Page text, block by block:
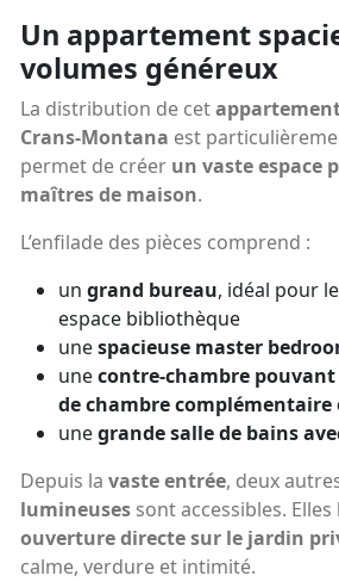
Un appartement
volumes généreux
La distribution de cet
Crans-Montana est
permet de créer un vaste espace
maîtres de maison.
L’enfilade des pièces comprend :
un grand bureau, idéal pour
espace bibliothèque
unespacieuse master
unecontre-chambre pouvant
de chambre complémentaire
unegrande salle de bains
Depuis la vaste entrée, deux
lumineuses sont accessibles.
ouverture directe sur le jardin
calme, verdure et intimité.